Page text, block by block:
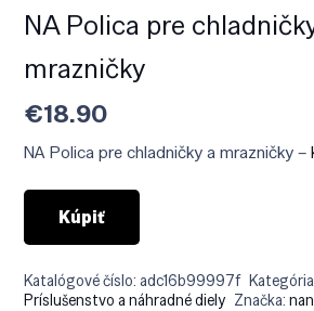
NA Polica pre
mrazničky
€18.90
NA Polica pre chladničky a mrazničky –
Kúpiť
Katalógové číslo: adc16b99997f
Príslušenstvo a náhradné diely Značka:nan